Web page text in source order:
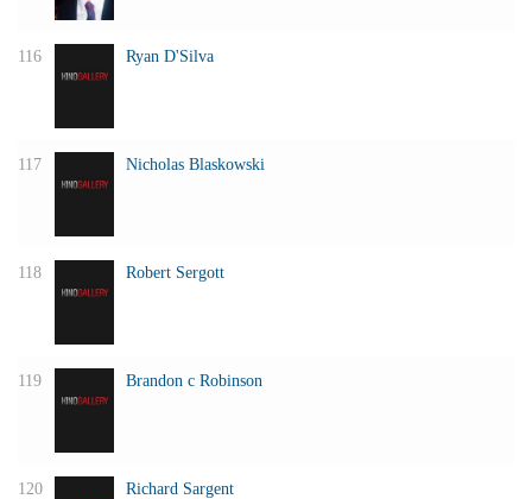
116 Ryan D'Silva
117 Nicholas Blaskowski
118 Robert Sergott
119 Brandon c Robinson
120 Richard Sargent